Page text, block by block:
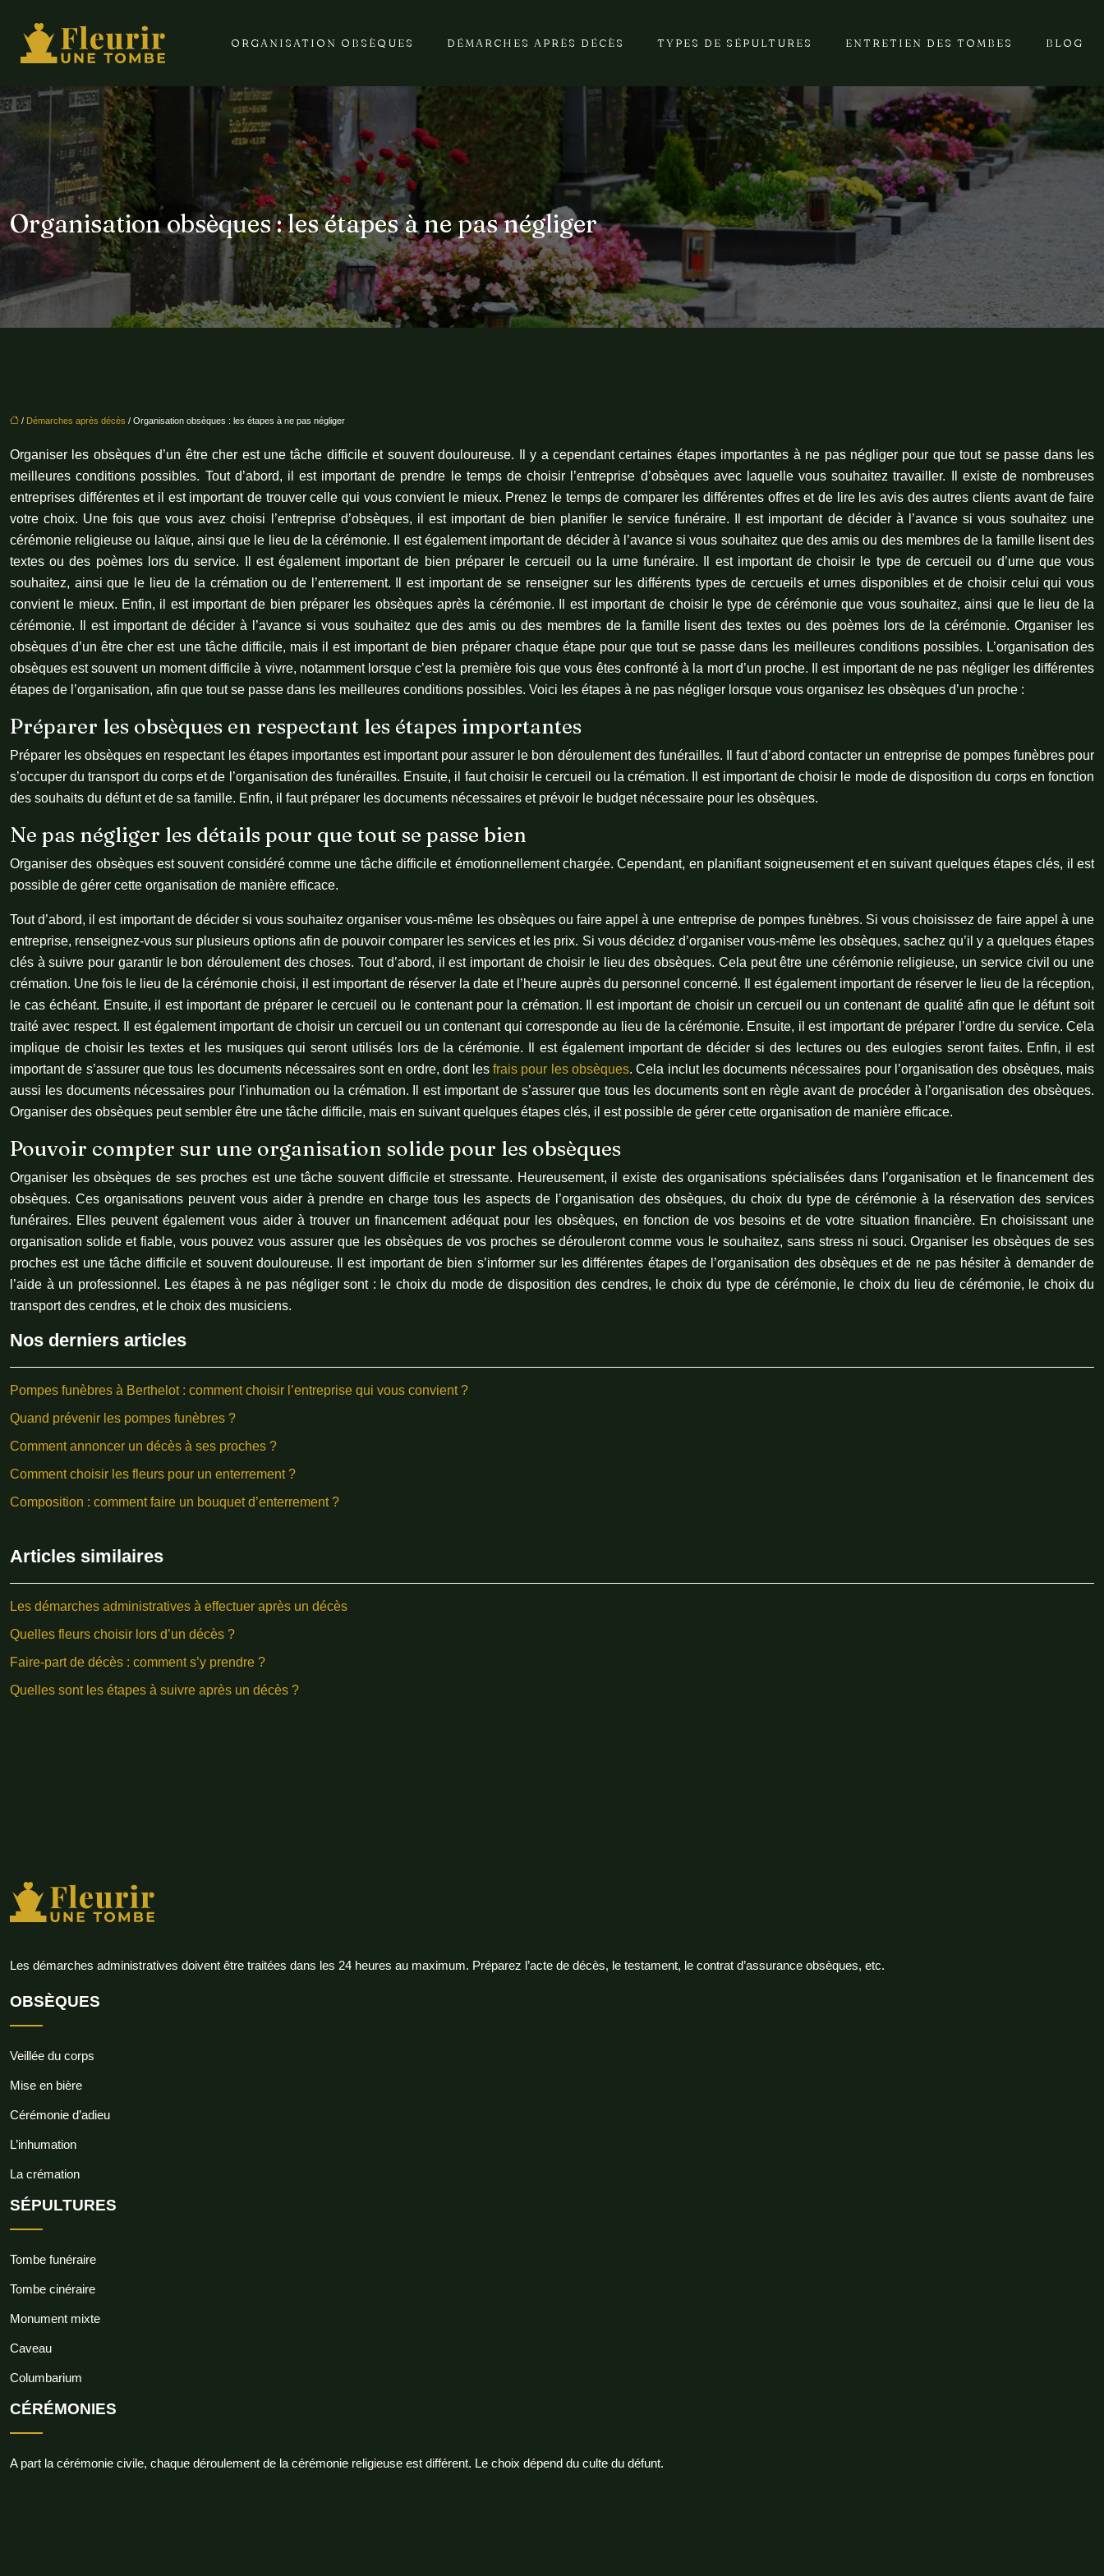
ORGANISATION OBSÈQUES DÉMARCHES APRÈS DÉCÈS TYPES DE SÉPULTURES ENTRETIEN DES TOMBES BLOG
Organisation obsèques : les étapes à ne pas négliger
/ Démarches après décès / Organisation obsèques : les étapes à ne pas négliger
Organiser les obsèques d’un être cher est une tâche difficile et souvent douloureuse. Il y a cependant certaines étapes importantes à ne pas négliger pour que tout se passe dans les
meilleures conditions possibles. Tout d’abord, il est important de prendre le temps de choisir l’entreprise d’obsèques avec laquelle vous souhaitez travailler. Il existe de nombreuses
entreprises différentes et il est important de trouver celle qui vous convient le mieux. Prenez le temps de comparer les différentes offres et de lire les avis des autres clients avant de faire
votre choix. Une fois que vous avez choisi l’entreprise d’obsèques, il est important de bien planifier le service funéraire. Il est important de décider à l’avance si vous souhaitez une
cérémonie religieuse ou laïque, ainsi que le lieu de la cérémonie. Il est également important de décider à l’avance si vous souhaitez que des amis ou des membres de la famille lisent des
textes ou des poèmes lors du service. Il est également important de bien préparer le cercueil ou la urne funéraire. Il est important de choisir le type de cercueil ou d’urne que vous
souhaitez, ainsi que le lieu de la crémation ou de l’enterrement. Il est important de se renseigner sur les différents types de cercueils et urnes disponibles et de choisir celui qui vous
convient le mieux. Enfin, il est important de bien préparer les obsèques après la cérémonie. Il est important de choisir le type de cérémonie que vous souhaitez, ainsi que le lieu de la
cérémonie. Il est important de décider à l’avance si vous souhaitez que des amis ou des membres de la famille lisent des textes ou des poèmes lors de la cérémonie. Organiser les
obsèques d’un être cher est une tâche difficile, mais il est important de bien préparer chaque étape pour que tout se passe dans les meilleures conditions possibles. L’organisation des
obsèques est souvent un moment difficile à vivre, notamment lorsque c’est la première fois que vous êtes confronté à la mort d’un proche. Il est important de ne pas négliger les différentes
étapes de l’organisation, afin que tout se passe dans les meilleures conditions possibles. Voici les étapes à ne pas négliger lorsque vous organisez les obsèques d’un proche :
Préparer les obsèques en respectant les étapes importantes
Préparer les obsèques en respectant les étapes importantes est important pour assurer le bon déroulement des funérailles. Il faut d’abord contacter un entreprise de pompes funèbres pour
s’occuper du transport du corps et de l’organisation des funérailles. Ensuite, il faut choisir le cercueil ou la crémation. Il est important de choisir le mode de disposition du corps en fonction
des souhaits du défunt et de sa famille. Enfin, il faut préparer les documents nécessaires et prévoir le budget nécessaire pour les obsèques.
Ne pas négliger les détails pour que tout se passe bien
Organiser des obsèques est souvent considéré comme une tâche difficile et émotionnellement chargée. Cependant, en planifiant soigneusement et en suivant quelques étapes clés, il est
possible de gérer cette organisation de manière efficace.
Tout d’abord, il est important de décider si vous souhaitez organiser vous-même les obsèques ou faire appel à une entreprise de pompes funèbres. Si vous choisissez de faire appel à une
entreprise, renseignez-vous sur plusieurs options afin de pouvoir comparer les services et les prix. Si vous décidez d’organiser vous-même les obsèques, sachez qu’il y a quelques étapes
clés à suivre pour garantir le bon déroulement des choses. Tout d’abord, il est important de choisir le lieu des obsèques. Cela peut être une cérémonie religieuse, un service civil ou une
crémation. Une fois le lieu de la cérémonie choisi, il est important de réserver la date et l’heure auprès du personnel concerné. Il est également important de réserver le lieu de la réception,
le cas échéant. Ensuite, il est important de préparer le cercueil ou le contenant pour la crémation. Il est important de choisir un cercueil ou un contenant de qualité afin que le défunt soit
traité avec respect. Il est également important de choisir un cercueil ou un contenant qui corresponde au lieu de la cérémonie. Ensuite, il est important de préparer l’ordre du service. Cela
implique de choisir les textes et les musiques qui seront utilisés lors de la cérémonie. Il est également important de décider si des lectures ou des eulogies seront faites. Enfin, il est
important de s’assurer que tous les documents nécessaires sont en ordre, dont les frais pour les obsèques. Cela inclut les documents nécessaires pour l’organisation des obsèques, mais
aussi les documents nécessaires pour l’inhumation ou la crémation. Il est important de s’assurer que tous les documents sont en règle avant de procéder à l’organisation des obsèques.
Organiser des obsèques peut sembler être une tâche difficile, mais en suivant quelques étapes clés, il est possible de gérer cette organisation de manière efficace.
Pouvoir compter sur une organisation solide pour les obsèques
Organiser les obsèques de ses proches est une tâche souvent difficile et stressante. Heureusement, il existe des organisations spécialisées dans l’organisation et le financement des
obsèques. Ces organisations peuvent vous aider à prendre en charge tous les aspects de l’organisation des obsèques, du choix du type de cérémonie à la réservation des services
funéraires. Elles peuvent également vous aider à trouver un financement adéquat pour les obsèques, en fonction de vos besoins et de votre situation financière. En choisissant une
organisation solide et fiable, vous pouvez vous assurer que les obsèques de vos proches se dérouleront comme vous le souhaitez, sans stress ni souci. Organiser les obsèques de ses
proches est une tâche difficile et souvent douloureuse. Il est important de bien s’informer sur les différentes étapes de l’organisation des obsèques et de ne pas hésiter à demander de
l’aide à un professionnel. Les étapes à ne pas négliger sont : le choix du mode de disposition des cendres, le choix du type de cérémonie, le choix du lieu de cérémonie, le choix du
transport des cendres, et le choix des musiciens.
Nos derniers articles
Pompes funèbres à Berthelot : comment choisir l’entreprise qui vous convient ?
Quand prévenir les pompes funèbres ?
Comment annoncer un décès à ses proches ?
Comment choisir les fleurs pour un enterrement ?
Composition : comment faire un bouquet d’enterrement ?
Articles similaires
Les démarches administratives à effectuer après un décès
Quelles fleurs choisir lors d’un décès ?
Faire-part de décès : comment s’y prendre ?
Quelles sont les étapes à suivre après un décès ?
Les démarches administratives doivent être traitées dans les 24 heures au maximum. Préparez l’acte de décès, le testament, le contrat d’assurance obsèques, etc.
OBSÈQUES
Veillée du corps
Mise en bière
Cérémonie d’adieu
L’inhumation
La crémation
SÉPULTURES
Tombe funéraire
Tombe cinéraire
Monument mixte
Caveau
Columbarium
CÉRÉMONIES
A part la cérémonie civile, chaque déroulement de la cérémonie religieuse est différent. Le choix dépend du culte du défunt.